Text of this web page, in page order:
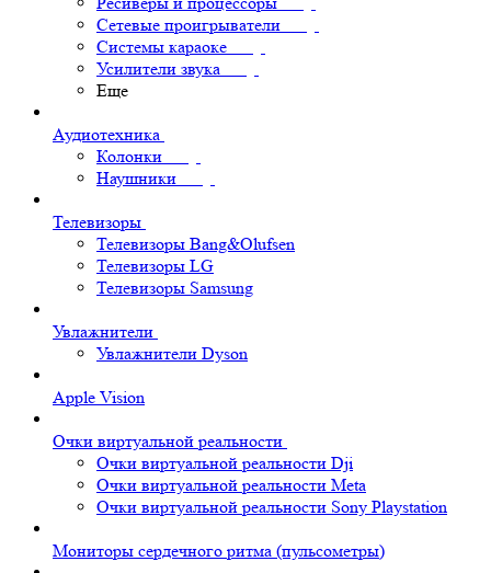
Сетевые проигрыватели
Системы караоке
Усилители звука
Еще
Аудиотехника
Колонки
Наушники
Телевизоры
Телевизоры Bang&Olufsen
Телевизоры LG
Телевизоры Samsung
Увлажнители
Увлажнители Dyson
Apple Vision
Очки виртуальной реальности
Очки виртуальной реальности Dji
Очки виртуальной реальности Meta
Очки виртуальной реальности Sony Playstation
Мониторы сердечного ритма (пульсометры)